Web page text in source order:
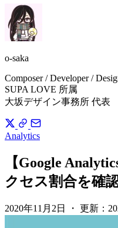
o-saka
Composer / Developer /
SUPA LOVE 所属
大坂デザイン事務所 代表
Analytics
【Google
クセス割合を確
2020年11月2日 ・ 更新：